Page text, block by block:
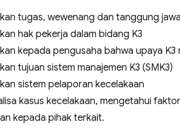
tugas, wewenang dan tanggung
hak pekerja dalam bidang K3
kepada pengusaha bahwa upaya
tujuan sistem manajemen K3 (SMK3)
sistem pelaporan kecelakaan
kasus kecelakaan, mengetahui
kepada pihak terkait.